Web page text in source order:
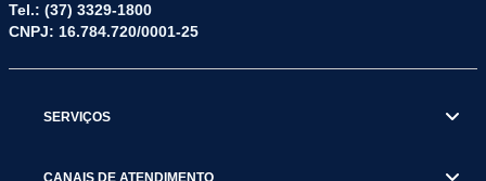
Tel.: (37) 3329-1800
CNPJ: 16.784.720/0001-25
SERVIÇOS
CANAIS DE ATENDIMENTO